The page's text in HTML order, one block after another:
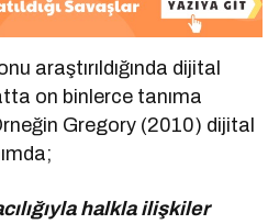
araştırıldığında dijital
on binlerce tanıma
Gregory (2010) dijital
halkla ilişkiler